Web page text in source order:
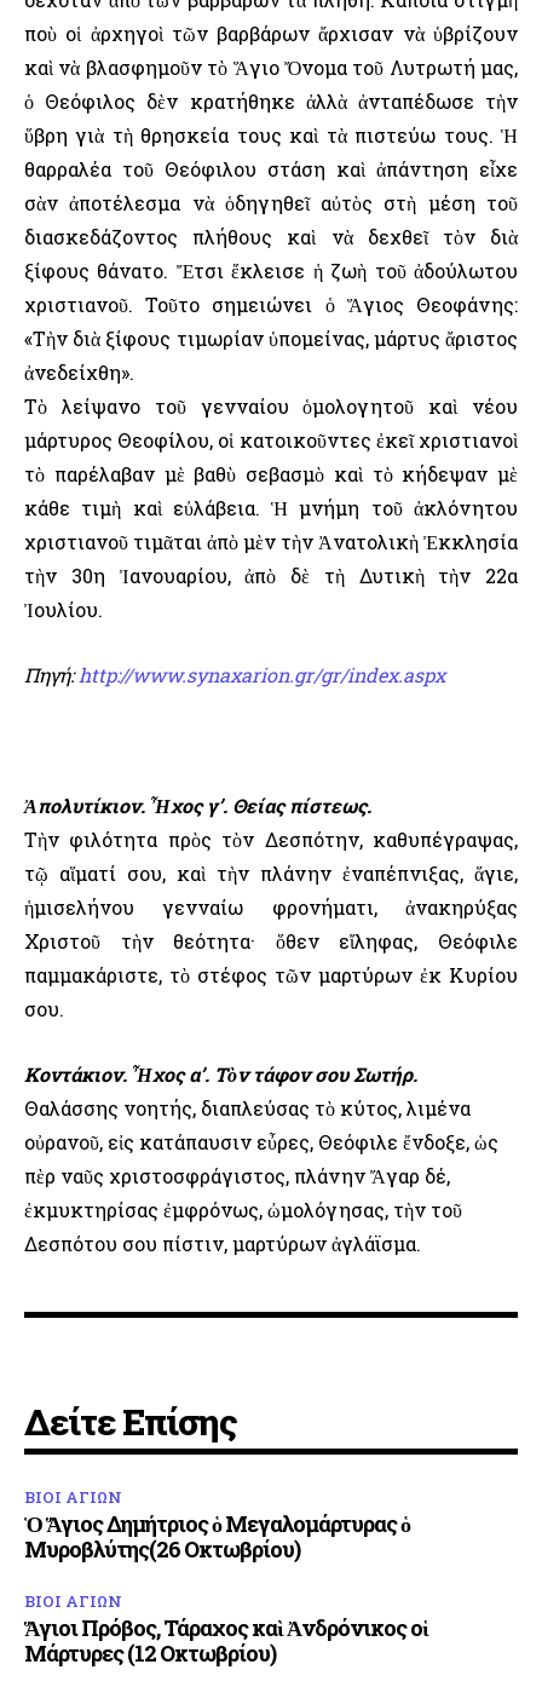
ποὺ οἱ ἀρχηγοὶ τῶν βαρβάρων ἄρχισαν νὰ ὑβρίζουν
καὶ νὰ βλασφημοῦν τὸ Ἅγιο Ὄνομα τοῦ Λυτρωτή μας,
ὁ Θεόφιλος δὲν κρατήθηκε ἀλλὰ ἀνταπέδωσε τὴν
ὕβρη γιὰ τὴ θρησκεία τους καὶ τὰ πιστεύω τους. Ἡ
θαρραλέα τοῦ Θεόφιλου στάση καὶ ἀπάντηση εἶχε
σὰν ἀποτέλεσμα νὰ ὁδηγηθεῖ αὐτὸς στὴ μέση τοῦ
διασκεδάζοντος πλήθους καὶ νὰ δεχθεῖ τὸν διὰ
ξίφους θάνατο. Ἔτσι ἔκλεισε ἡ ζωὴ τοῦ ἀδούλωτου
χριστιανοῦ. Τοῦτο σημειώνει ὁ Ἅγιος Θεοφάνης:
«Τὴν διὰ ξίφους τιμωρίαν ὑπομείνας, μάρτυς ἄριστος
ἀνεδείχθη».
Τὸ λείψανο τοῦ γενναίου ὁμολογητοῦ καὶ νέου
μάρτυρος Θεοφίλου, οἱ κατοικοῦντες ἐκεῖ χριστιανοὶ
τὸ παρέλαβαν μὲ βαθὺ σεβασμὸ καὶ τὸ κήδεψαν μὲ
κάθε τιμὴ καὶ εὐλάβεια. Ἡ μνήμη τοῦ ἀκλόνητου
χριστιανοῦ τιμᾶται ἀπὸ μὲν τὴν Ἀνατολικὴ Ἐκκλησία
τὴν 30η Ἰανουαρίου, ἀπὸ δὲ τὴ Δυτικὴ τὴν 22α
Ἰουλίου.
Πηγή:http://www.synaxarion.gr/gr/index.aspx
Ἀπολυτίκιον. Ἦχος γ’. Θείας πίστεως.
Τὴν φιλότητα πρὸς τὸν Δεσπότην, καθυπέγραψας,
τῷ αἵματί σου, καὶ τὴν πλάνην ἐναπέπνιξας, ἅγιε,
ἡμισελήνου γενναίω φρονήματι, ἀνακηρύξας
Χριστοῦ τὴν θεότητα· ὅθεν εἴληφας, Θεόφιλε
παμμακάριστε, τὸ στέφος τῶν μαρτύρων ἐκ Κυρίου
σου.
Κοντάκιον. Ἦχος α’. Τὸν τάφον σου Σωτήρ.
Θαλάσσης νοητής, διαπλεύσας τὸ κύτος, λιμένα
οὐρανοῦ, εἰς κατάπαυσιν εὖρες, Θεόφιλε ἔνδοξε, ὡς
πὲρ ναῦς χριστοσφράγιστος, πλάνην Ἄγαρ δέ,
ἐκμυκτηρίσας ἐμφρόνως, ὠμολόγησας, τὴν τοῦ
Δεσπότου σου πίστιν, μαρτύρων ἀγλάϊσμα.
Δείτε Επίσης
ΒΙΟΙ ΑΓΙΩΝ
Ὁ Ἅγιος Δημήτριος ὁ Μεγαλομάρτυρας ὁ
Μυροβλύτης(26 Οκτωβρίου)
ΒΙΟΙ ΑΓΙΩΝ
Ἅγιοι Πρόβος, Τάραχος καὶ Ἀνδρόνικος οἱ
Μάρτυρες (12 Οκτωβρίου)